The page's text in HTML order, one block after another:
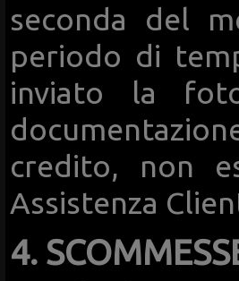
seconda del
periodo di
inviato la
credito, non
Assistenza
4.